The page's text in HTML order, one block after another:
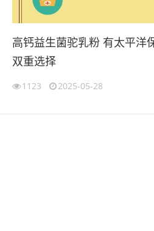
高钙益生菌驼乳粉 有太平洋
双重选择
1123 2025-05-28